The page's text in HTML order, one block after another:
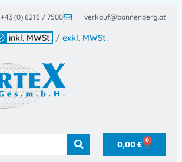
+43 (0) 6216 / 7500 verkauf@bannenberg.at
inkl. MWSt. / exkl. MWSt.
0,00€ 0